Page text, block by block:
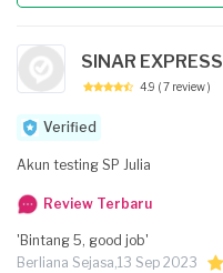
SINAR EXPRESS
4.9 ( 7 review )
Verified
Akun testing SP Julia
Review Terbaru
'Bintang 5, good job'
Berliana Sejasa,13 Sep 2023